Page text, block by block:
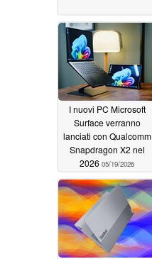
I nuovi PC Microsoft
Surface verranno
lanciati con Qualcomm
Snapdragon X2 nel
2026 05/19/2026